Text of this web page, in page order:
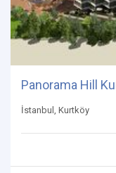
Panorama Hill
İstanbul, Kurtköy